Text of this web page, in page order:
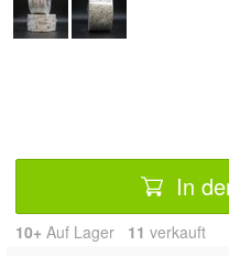
In
10+ Auf Lager 11 verkauft